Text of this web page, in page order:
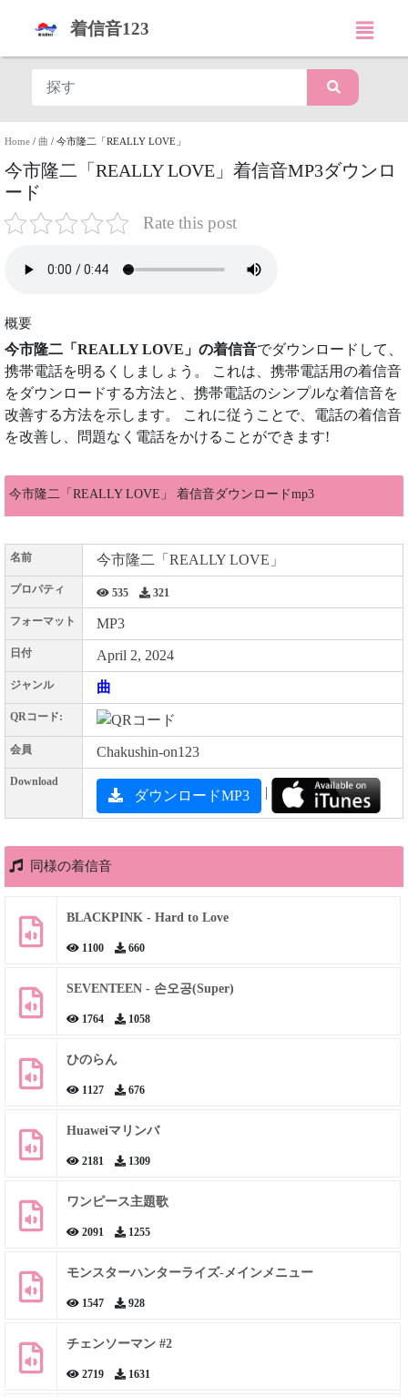
着信音123
Home / 曲 / 今市隆二「REALLY LOVE」
今市隆二「REALLY LOVE」着信音MP3ダウンロ
ード
Rate this post
概要
今市隆二「REALLY LOVE」の着信音でダウンロードして、
携帯電話を明るくしましょう。 これは、携帯電話用の着信音
をダウンロードする方法と、携帯電話のシンプルな着信音を
改善する方法を示します。 これに従うことで、電話の着信音
を改善し、問題なく電話をかけることができます!
今市隆二「REALLY LOVE」 着信音ダウンロードmp3
名前 今市隆二「REALLY LOVE」
プロパティ 535 321
フォーマット MP3
日付 April 2, 2024
ジャンル 曲
QRコード:
会員 Chakushin-on123
Download
ダウンロードMP3 |
同様の着信音
BLACKPINK - Hard to Love
1100 660
SEVENTEEN - 손오공(Super)
1764 1058
ひのらん
1127 676
Huaweiマリンバ
2181 1309
ワンピース主題歌
2091 1255
モンスターハンターライズ-メインメニュー
1547 928
チェンソーマン #2
2719 1631